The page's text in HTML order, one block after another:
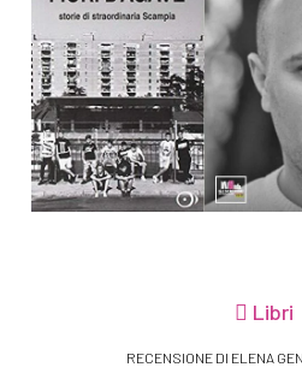
Libri
RECENSIONE DI ELENA